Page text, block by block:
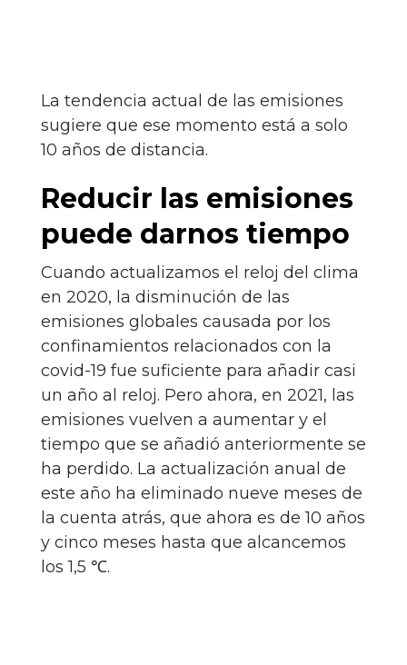
La tendencia actual de las emisiones
sugiere que ese momento está a solo
10 años de distancia.
Reducir las emisiones
puede darnos tiempo
Cuando actualizamos el reloj del clima
en 2020, la disminución de las
emisiones globales causada por los
confinamientos relacionados con la
covid-19 fue suficiente para añadir casi
un año al reloj. Pero ahora, en 2021, las
emisiones vuelven a aumentar y el
tiempo que se añadió anteriormente se
ha perdido. La actualización anual de
este año ha eliminado nueve meses de
la cuenta atrás, que ahora es de 10 años
y cinco meses hasta que alcancemos
los 1,5 ℃.